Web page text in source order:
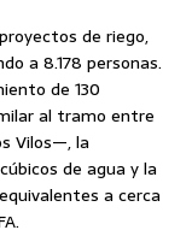
de riego,
a 8.178 personas.
de 130
al tramo entre
Vilos—, la
de agua y la
a cerca